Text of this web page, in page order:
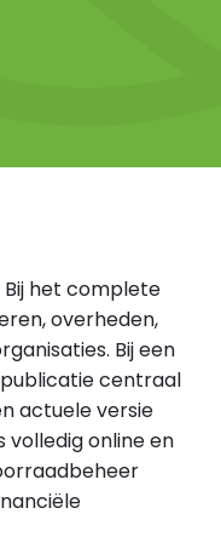
Bij het complete
overheden,
Bij een
centraal
actuele versie
volledig online en